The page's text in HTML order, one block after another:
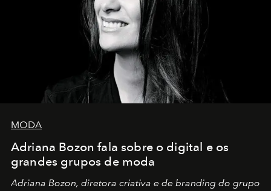
MODA
Adriana Bozon fala sobre o digital e os
grandes grupos de moda
Adriana Bozon, diretora criativa e de branding do grupo